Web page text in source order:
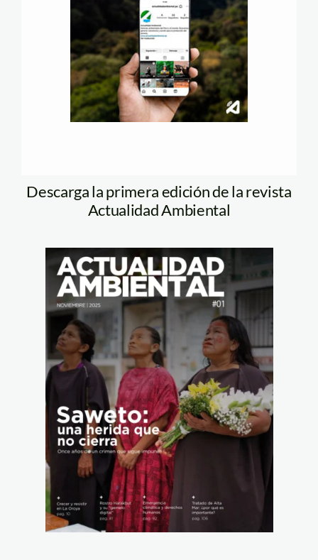
Descarga la primera edición de la revista
Actualidad Ambiental